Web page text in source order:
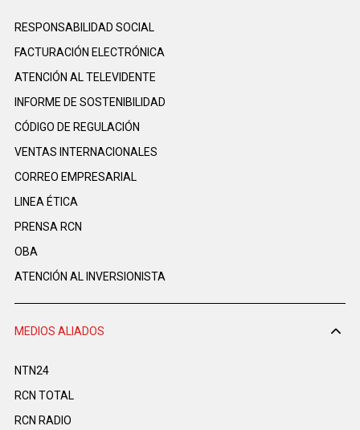
RESPONSABILIDAD SOCIAL
FACTURACIÓN ELECTRÓNICA
ATENCIÓN AL TELEVIDENTE
INFORME DE SOSTENIBILIDAD
CÓDIGO DE REGULACIÓN
VENTAS INTERNACIONALES
CORREO EMPRESARIAL
LINEA ÉTICA
PRENSA RCN
OBA
ATENCIÓN AL INVERSIONISTA
MEDIOS ALIADOS
NTN24
RCN TOTAL
RCN RADIO